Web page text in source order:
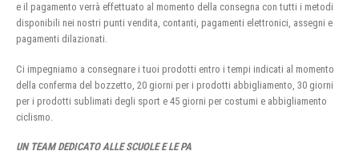
e il pagamento verrà effettuato al momento della consegna con tutti i metodi
disponibili nei nostri punti vendita, contanti, pagamenti elettronici, assegni e
pagamenti dilazionati.
Ci impegniamo a consegnare i tuoi prodotti entro i tempi indicati al momento
della conferma del bozzetto, 20 giorni per i prodotti abbigliamento, 30 giorni
per i prodotti sublimati degli sport e 45 giorni per costumi e abbigliamento
ciclismo.
UN TEAM DEDICATO ALLE SCUOLE E LE PA